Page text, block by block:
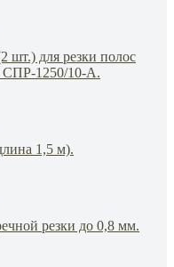
шт.) для резки полос
1250/10-А.
1,5 м).
резки до 0,8 мм.